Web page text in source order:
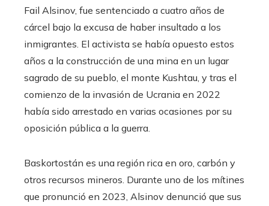
Fail Alsinov, fue sentenciado a cuatro años de
cárcel bajo la excusa de haber insultado a los
inmigrantes. El activista se había opuesto estos
años a la construcción de una mina en un lugar
sagrado de su pueblo, el monte Kushtau, y tras el
comienzo de la invasión de Ucrania en 2022
había sido arrestado en varias ocasiones por su
oposición pública a la guerra.
Baskortostán es una región rica en oro, carbón y
otros recursos mineros. Durante uno de los mítines
que pronunció en 2023, Alsinov denunció que sus